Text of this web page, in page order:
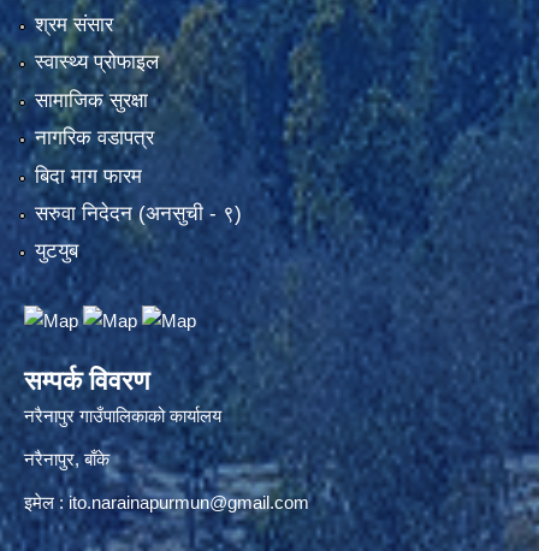
श्रम संसार
स्वास्थ्य प्रोफाइल
सामाजिक सुरक्षा
नागरिक वडापत्र
बिदा माग फारम
सरुवा निदेदन (अनसुची - ९)
युटयुब
सम्पर्क विवरण
नरैनापुर गाउँपालिकाको कार्यालय
नरैनापुर, बाँके
इमेल :ito.narainapurmun@gmail.com